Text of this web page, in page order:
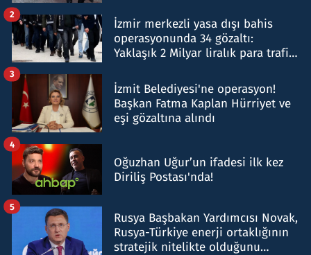
İzmir merkezli yasa dışı bahis
operasyonunda 34 gözaltı:
Yaklaşık 2 Milyar liralık para trafiği
2
İzmit Belediyesi'ne operasyon!
Başkan Fatma Kaplan Hürriyet ve
eşi gözaltına alındı
3
Oğuzhan Uğur’un ifadesi ilk kez
Diriliş Postası'nda!
4
Rusya Başbakan Yardımcısı Novak,
Rusya-Türkiye enerji ortaklığının
stratejik nitelikte olduğunu
5